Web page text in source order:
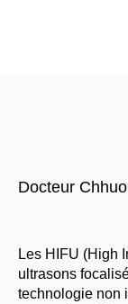
Docteur
Les HIFU (High
ultrasons
technologie non